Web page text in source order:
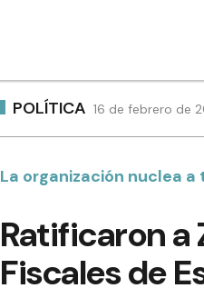
POLÍTICA 16 de febrero de
La organización nuclea
Ratificaron a
Fiscales de